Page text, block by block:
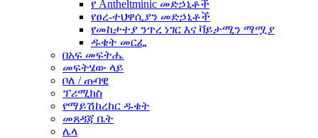
የ Antheltminic መድኃኒቶች
የፀረ-ተህዋሲያን መድኃኒቶች
የመከታተያ ንጥረ ነገር እና ቫይታሚን ማሟያ
ዱቄት መርፌ
በአፍ መፍትሔ
መፍትሄው ላይ
ቦለ / ጡባዊ
ፕሪሚክስ
የማይሽከረከር ዱቄት
መጸዳጃ ቤት
ሌላ